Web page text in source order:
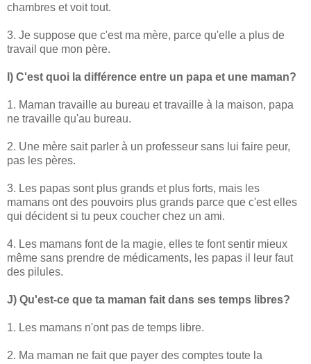
chambres et voit tout.
3. Je suppose que c'est ma mère, parce qu'elle a plus de
travail que mon père.
I) C'est quoi la différence entre un papa et une maman?
1. Maman travaille au bureau et travaille à la maison, papa
ne travaille qu'au bureau.
2. Une mère sait parler à un professeur sans lui faire peur,
pas les pères.
3. Les papas sont plus grands et plus forts, mais les
mamans ont des pouvoirs plus grands parce que c'est elles
qui décident si tu peux coucher chez un ami.
4. Les mamans font de la magie, elles te font sentir mieux
même sans prendre de médicaments, les papas il leur faut
des pilules.
J) Qu'est-ce que ta maman fait dans ses temps libres?
1. Les mamans n'ont pas de temps libre.
2. Ma maman ne fait que payer des comptes toute la